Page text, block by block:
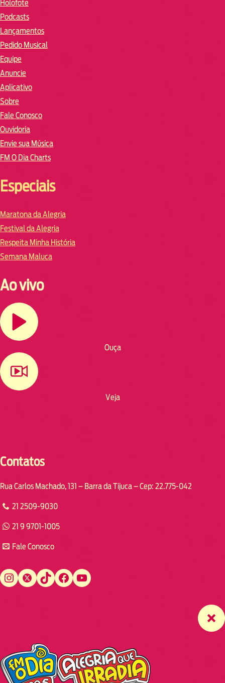
Holofote
Podcasts
Lançamentos
Pedido Musical
Equipe
Anuncie
Aplicativo
Sobre
Fale Conosco
Ouvidoria
Envie sua Música
FM O Dia Charts
Especiais
Maratona da Alegria
Festival da Alegria
Respeita Minha História
Semana Maluca
Ao vivo
Ouça
Veja
Contatos
Rua Carlos Machado, 131 – Barra da Tijuca – Cep: 22.775-042
21 2509-9030
21 9 9701-1005
Fale Conosco
Instagram Twitter TikTok Facebook YouTube